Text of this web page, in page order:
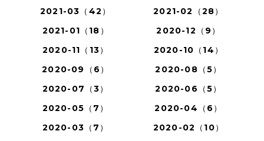
2021-03（42）
2021-02（28）
2021-01（18）
2020-12（9）
2020-11（13）
2020-10（14）
2020-09（6）
2020-08（5）
2020-07（3）
2020-06（5）
2020-05（7）
2020-04（6）
2020-03（7）
2020-02（10）